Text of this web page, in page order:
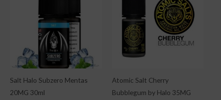
Salt Halo Subzero Mentas
20MG 30ml
Atomic Salt Cherry
Bubblegum by Halo 35MG